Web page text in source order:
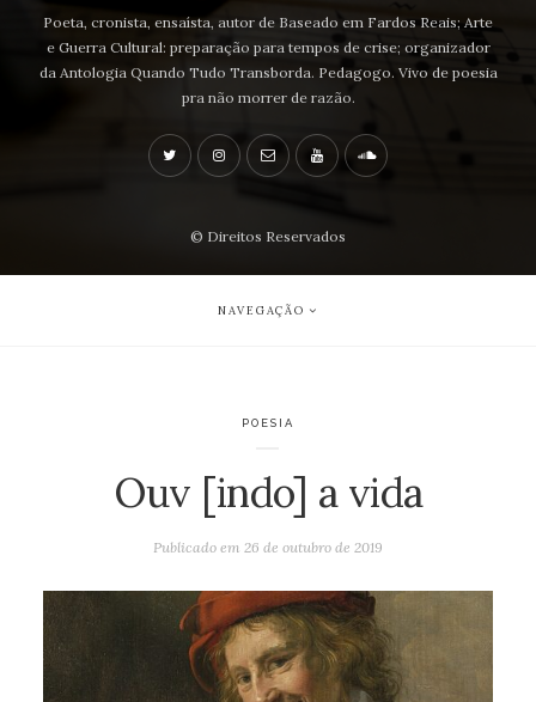
Poeta, cronista, ensaísta, autor de Baseado em Fardos Reais; Arte
e Guerra Cultural: preparação para tempos de crise; organizador
da Antologia Quando Tudo Transborda. Pedagogo. Vivo de poesia
pra não morrer de razão.
© Direitos Reservados
NAVEGAÇÃO
POESIA
Ouv [indo] a vida
Publicado em 26 de outubro de 2019